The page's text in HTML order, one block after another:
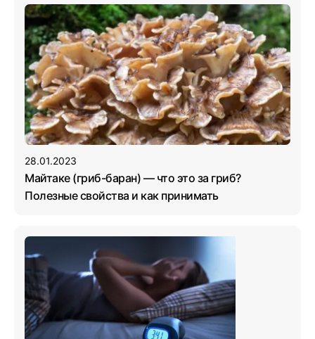
28.01.2023
Майтаке (гриб-баран) — что это за гриб?
Полезные свойства и как принимать